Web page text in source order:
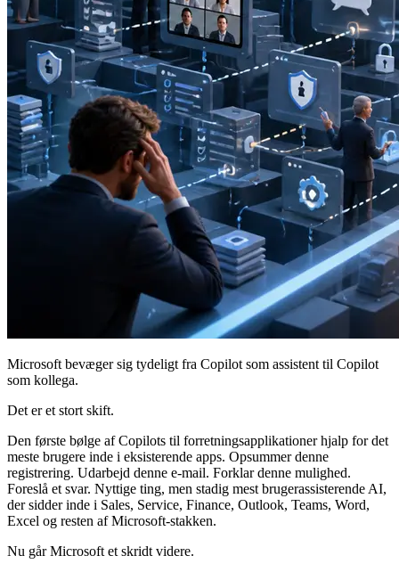
Microsoft bevæger sig tydeligt fra Copilot som assistent til Copilot
som kollega.
Det er et stort skift.
Den første bølge af Copilots til forretningsapplikationer hjalp for det
meste brugere inde i eksisterende apps. Opsummer denne
registrering. Udarbejd denne e-mail. Forklar denne mulighed.
Foreslå et svar. Nyttige ting, men stadig mest brugerassisterende AI,
der sidder inde i Sales, Service, Finance, Outlook, Teams, Word,
Excel og resten af Microsoft-stakken.
Nu går Microsoft et skridt videre.